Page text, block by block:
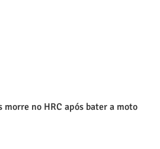
no HRC após bater a moto